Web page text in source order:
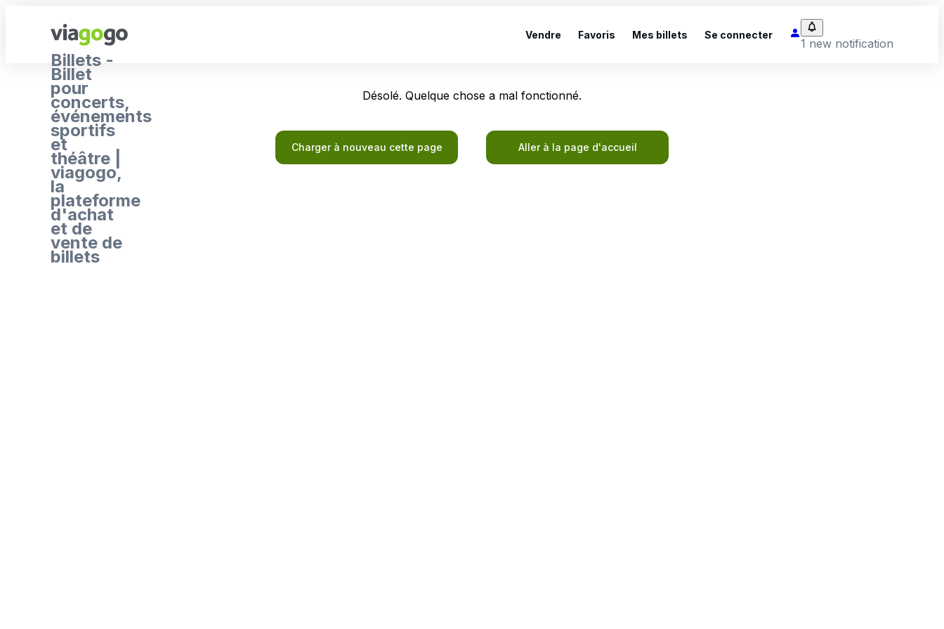
Billets -
Billet
pour
concerts,
événements
sportifs
et
théâtre |
viagogo,
la
plateforme
d'achat
et de
vente de
billets
Vendre Favoris Mes billets Se connecter
1 new notification
Désolé. Quelque chose a mal fonctionné.
Charger à nouveau cette page Aller à la page d'accueil